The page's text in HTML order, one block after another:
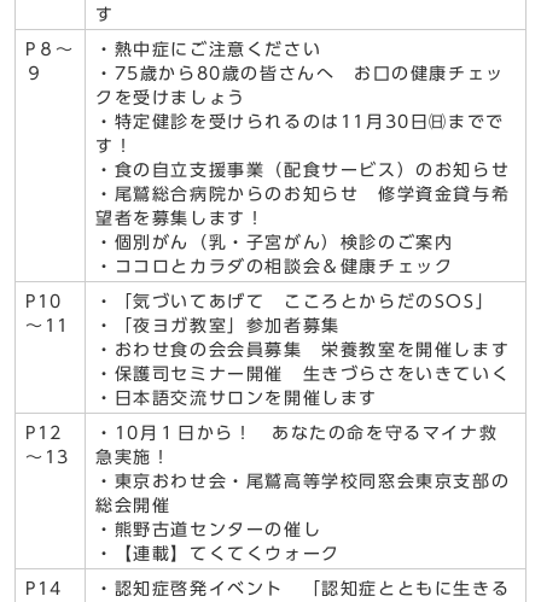
す
P８～
９
・熱中症にご注意ください
・75歳から80歳の皆さんへ お口の健康チェッ
クを受けましょう
・特定健診を受けられるのは11月30日㈰までで
す！
・食の自立支援事業（配食サービス）のお知らせ
・尾鷲総合病院からのお知らせ 修学資金貸与希
望者を募集します！
・個別がん（乳・子宮がん）検診のご案内
・ココロとカラダの相談会＆健康チェック
P10
～11
・「気づいてあげて こころとからだのSOS」
・「夜ヨガ教室」参加者募集
・おわせ食の会会員募集 栄養教室を開催します
・保護司セミナー開催 生きづらさをいきていく
・日本語交流サロンを開催します
P12
～13
・10月１日から！ あなたの命を守るマイナ救
急実施！
・東京おわせ会・尾鷲高等学校同窓会東京支部の
総会開催
・熊野古道センターの催し
・【連載】てくてくウォーク
P14
・認知症啓発イベント 「認知症とともに生きる